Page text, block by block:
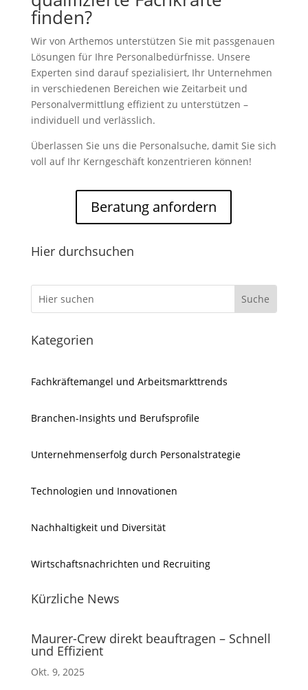
finden?
Wir von Arthemos unterstützen Sie mit passgenauen
Lösungen für Ihre Personalbedürfnisse. Unsere
Experten sind darauf spezialisiert, Ihr Unternehmen
in verschiedenen Bereichen wie Zeitarbeit und
Personalvermittlung effizient zu unterstützen –
individuell und verlässlich.
Überlassen Sie uns die Personalsuche, damit Sie sich
voll auf Ihr Kerngeschäft konzentrieren können!
Beratung anfordern
Hier durchsuchen
Kategorien
Fachkräftemangel und Arbeitsmarkttrends
Branchen-Insights und Berufsprofile
Unternehmenserfolg durch Personalstrategie
Technologien und Innovationen
Nachhaltigkeit und Diversität
Wirtschaftsnachrichten und Recruiting
Kürzliche News
Maurer-Crew direkt beauftragen – Schnell
und Effizient
Okt. 9, 2025